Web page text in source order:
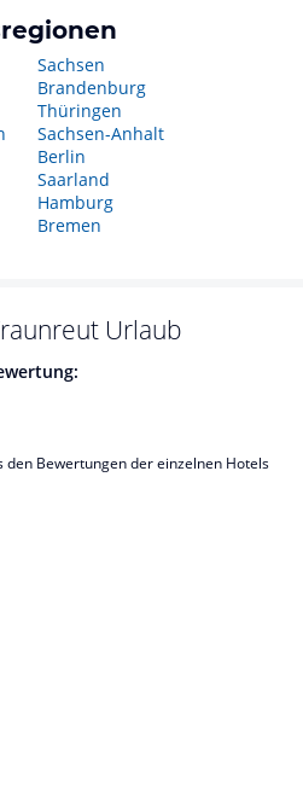
Sachsen
Brandenburg
Thüringen
Sachsen-Anhalt
Berlin
Saarland
Hamburg
Bremen
Urlaub
Bewertungen der einzelnen Hotels